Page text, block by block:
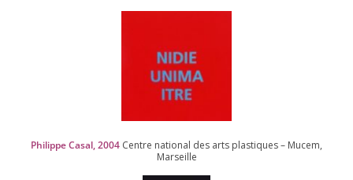
Philippe Casal,2004 Centre natio­nal des arts plas­tiques – Mucem,
Marseille